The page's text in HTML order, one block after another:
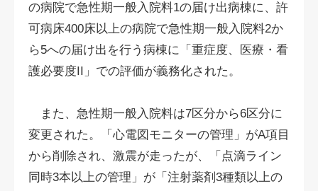
の病院で急性期一般入院料1の届け出病棟に、許
可病床400床以上の病院で急性期一般入院料2か
ら5への届け出を行う病棟に「重症度、医療・看
護必要度II」での評価が義務化された。
また、急性期一般入院料は7区分から6区分に
変更された。「心電図モニターの管理」がA項目
から削除され、激震が走ったが、「点滴ライン
同時3本以上の管理」が「注射薬剤3種類以上の